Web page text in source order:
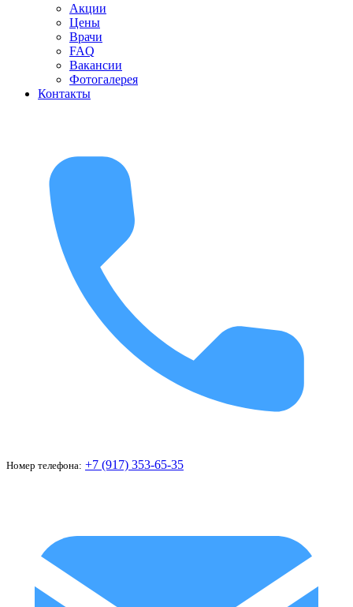
Акции
Цены
Врачи
FAQ
Вакансии
Фотогалерея
Контакты
Номер телефона: +7 (917) 353-65-35